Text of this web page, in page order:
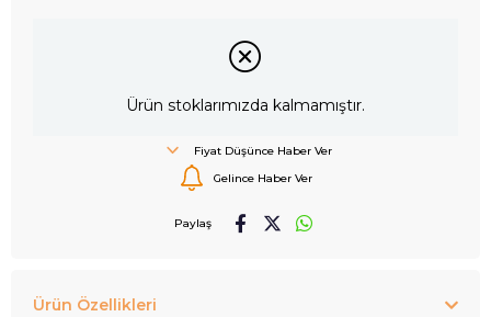
Ürün stoklarımızda kalmamıştır.
Fiyat Düşünce Haber Ver
Gelince Haber Ver
Paylaş
Ürün Özellikleri